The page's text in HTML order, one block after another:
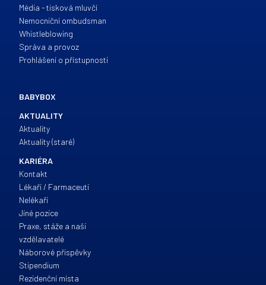
Média - tisková mluvčí
Nemocniční ombudsman
Whistleblowing
Správa a provoz
Prohlášení o přístupnosti
BABYBOX
AKTUALITY
Aktuality
Aktuality (staré)
KARIÉRA
Kontakt
Lékaři / Farmaceuti
Nelékaři
Jiné pozice
Praxe, stáže a naši
vzdělavatelé
Náborové příspěvky
Stipendium
Rezidenční místa